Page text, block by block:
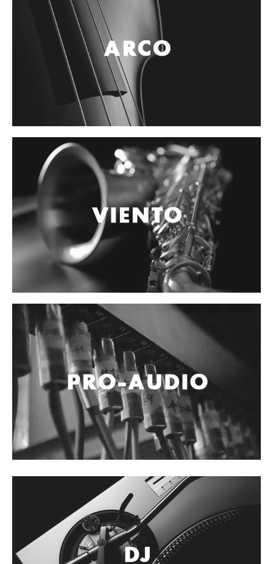
Controladores
Tornamesa
Accesorios
Luces y Escenario
Luces Led
Laser
Strobos
Maquinas de humo y escenario
Controladores
Accesorios
Cables y Conectores
Instrumento
Micrófono
Sonido
Parlante
Video y USB
Espigas y conectores
Accesorios
Otros Instrumentos de Cuerdas
Banjo